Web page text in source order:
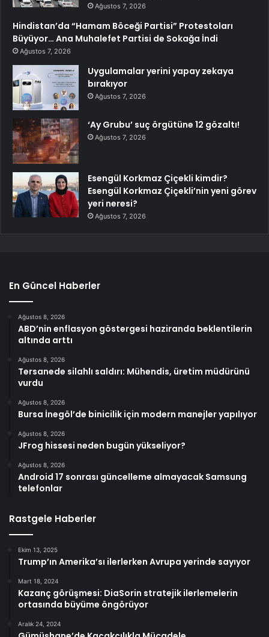
Ağustos 7, 2026
Hindistan’da “Hamam Böceği Partisi” Protestoları
Büyüyor… Ana Muhalefet Partisi de Sokağa İndi
Ağustos 7, 2026
Uygulamalar yerini yapay zekaya
bırakıyor
Ağustos 7, 2026
‘Ay Grubu’ suç örgütüne 12 gözaltı!
Ağustos 7, 2026
Esengül Korkmaz Çiçekli kimdir?
Esengül Korkmaz Çiçekli’nin yeni görev
yeri neresi?
Ağustos 7, 2026
En Güncel Haberler
Ağustos 8, 2026
ABD’nin enflasyon göstergesi haziranda beklentilerin
altında arttı
Ağustos 8, 2026
Tersanede silahlı saldırı: Mühendis, üretim müdürünü
vurdu
Ağustos 8, 2026
Bursa İnegöl’de binicilik için modern manejler yapılıyor
Ağustos 8, 2026
JFrog hissesi neden bugün yükseliyor?
Ağustos 8, 2026
Android 17 sonrası güncelleme almayacak Samsung
telefonlar
Rastgele Haberler
Ekim 13, 2025
Trump’ın Amerika’sı ilerlerken Avrupa yerinde sayıyor
Mart 18, 2024
Kazanç görüşmesi: DiaSorin stratejik ilerlemelerin
ortasında büyüme öngörüyor
Aralık 24, 2024